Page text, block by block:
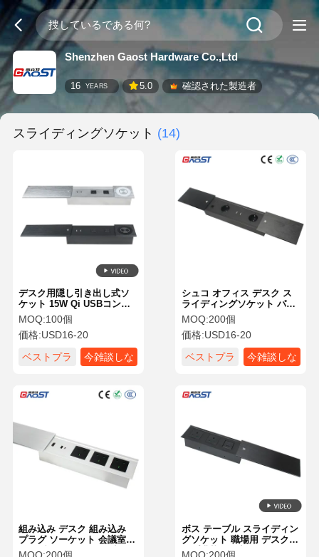
Shenzhen Gaost Hardware Co.,Ltd
16 YEARS 5.0 確認された製造者
スライディングソケット (14)
デスク用隠し引き出し式ソ
ケット 15W Qi USBコンセ
ント
MOQ:100個
価格:USD16-20
ベストプラ
今雑談しな
シュコ オフィス デスク ス
ライディングソケット パワ
ーモジュール HDMI データ
インターフェース OEM
MOQ:200個
価格:USD16-20
ベストプラ
今雑談しな
組み込み デスク 組み込み
プラグ ソーケット 会議室の
テーブルのための電源出口
MOQ:200個
ボス テーブル スライディン
グソケット 職場用 デスクト
ップ搭載電源出口
MOQ:200個